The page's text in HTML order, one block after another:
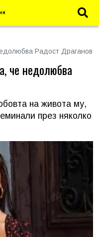
Радост Драганова
че недолюбва
на живота му,
през няколко